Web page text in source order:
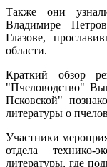
Также они
Владимире
Глазове,
области.
Краткий обзор
"Пчеловодство"
Псковской"
литературы о
Участники
отдела технико-
литературы, где